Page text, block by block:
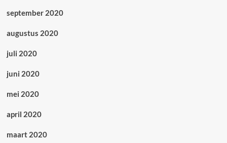
september 2020
augustus 2020
juli 2020
juni 2020
mei 2020
april 2020
maart 2020